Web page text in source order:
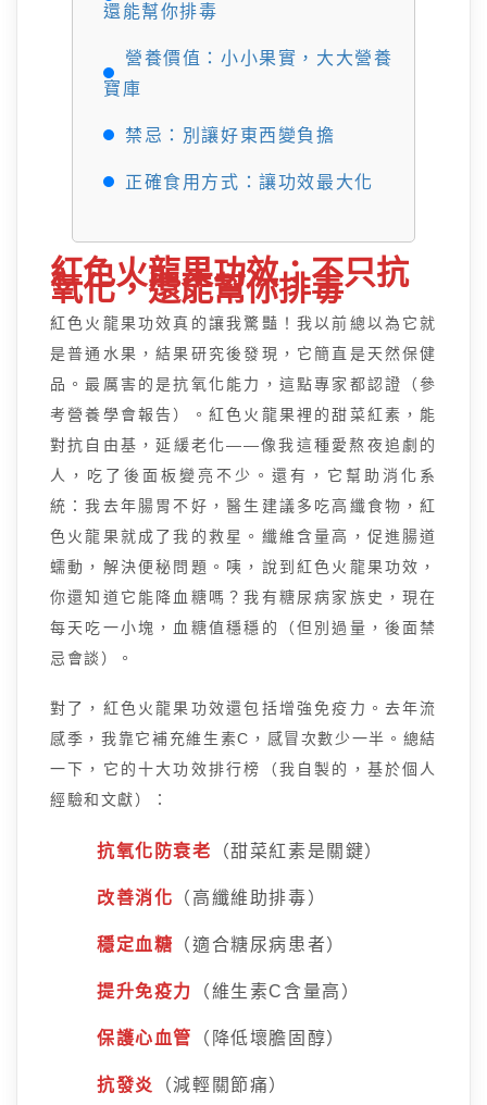
還能幫你排毒
營養價值：小小果實，大大營養
寶庫
禁忌：別讓好東西變負擔
正確食用方式：讓功效最大化
紅色火龍果功效：不只抗
氧化，還能幫你排毒
紅色火龍果功效真的讓我驚豔！我以前總以為它就
是普通水果，結果研究後發現，它簡直是天然保健
品。最厲害的是抗氧化能力，這點專家都認證（參
考營養學會報告）。紅色火龍果裡的甜菜紅素，能
對抗自由基，延緩老化——像我這種愛熬夜追劇的
人，吃了後面板變亮不少。還有，它幫助消化系
統：我去年腸胃不好，醫生建議多吃高纖食物，紅
色火龍果就成了我的救星。纖維含量高，促進腸道
蠕動，解決便秘問題。咦，說到紅色火龍果功效，
你還知道它能降血糖嗎？我有糖尿病家族史，現在
每天吃一小塊，血糖值穩穩的（但別過量，後面禁
忌會談）。
對了，紅色火龍果功效還包括增強免疫力。去年流
感季，我靠它補充維生素C，感冒次數少一半。總結
一下，它的十大功效排行榜（我自製的，基於個人
經驗和文獻）：
抗氧化防衰老 （甜菜紅素是關鍵）
改善消化 （高纖維助排毒）
穩定血糖 （適合糖尿病患者）
提升免疫力 （維生素C含量高）
保護心血管 （降低壞膽固醇）
抗發炎 （減輕關節痛）